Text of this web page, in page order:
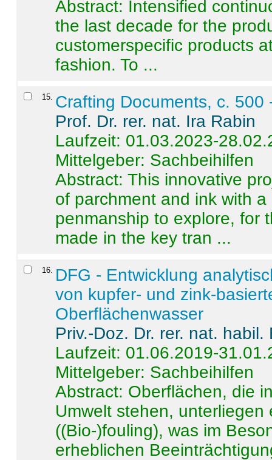
Abstract: Intensified
the last decade for the
customerspecific products
fashion. To ...
15 Crafting Documents, c. 500
Prof. Dr. rer. nat. Ira Rabin
Laufzeit: 01.03.2023-
Mittelgeber: Sachbeihilfen
Abstract:This innovative
of parchment and ink with
penmanship to explore, for
made in the key tran ...
16
DFG - Entwicklung
von kupfer- und zink-
Oberflächenwasser
Priv.-Doz. Dr. rer. nat.
Laufzeit: 01.06.2019-
Mittelgeber: Sachbeihilfen
Abstract: Oberflächen, die
Umwelt stehen,
((Bio-)fouling), was im
erheblichen